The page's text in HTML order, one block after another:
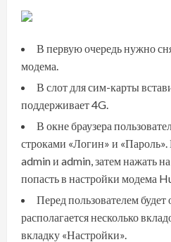
В первую очередь нужно
модема.
В слот для сим-карты
поддерживает 4G.
В окне браузера
строками «Логин» и
admin и admin, затем нажать
попасть в настройки модема
Перед пользователем
располагается несколько
вкладку «Настройки».